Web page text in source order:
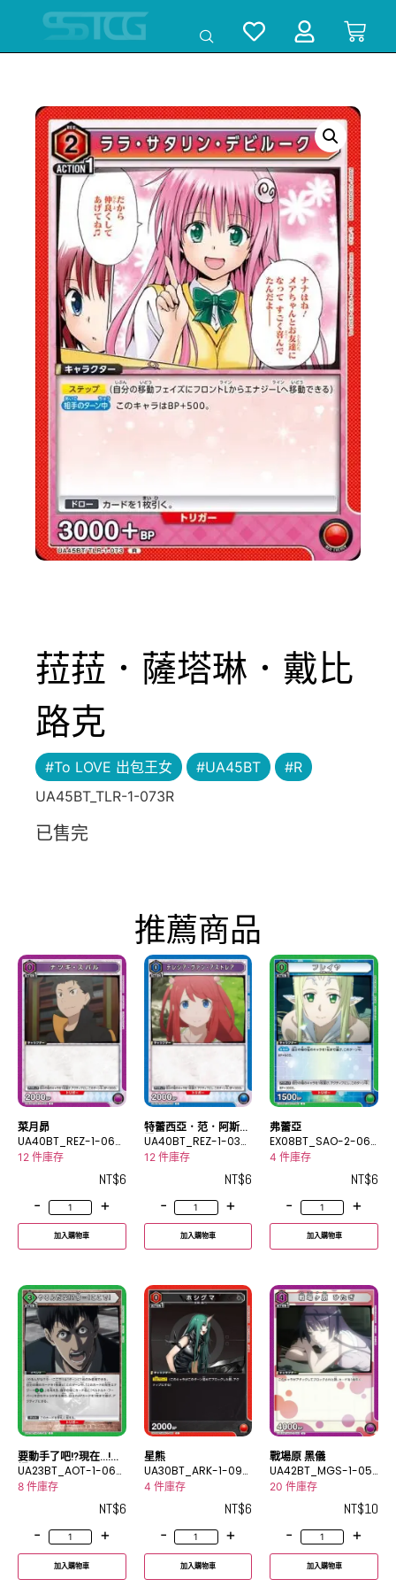
菈菈．薩塔琳．戴比
路克
#To LOVE 出包王女 #UA45BT
#R
UA45BT_TLR-1-073R
已售完
推薦商品
菜月昴
UA40BT_REZ-1-068
C
12 件庫存
NT$6
-
+
加入購物車
特蕾西亞．范．阿斯特
雷亞
UA40BT_REZ-1-036
C
12 件庫存
NT$6
-
+
加入購物車
弗蕾亞
EX08BT_SAO-2-067
C
4 件庫存
NT$6
-
+
加入購物車
要動手了吧!?現在…!這
裡!
UA23BT_AOT-1-067
C
8 件庫存
NT$6
-
+
加入購物車
星熊
UA30BT_ARK-1-090
C
4 件庫存
NT$6
-
+
加入購物車
戰場原 黑儀
UA42BT_MGS-1-05
2U
20 件庫存
NT$10
-
+
加入購物車